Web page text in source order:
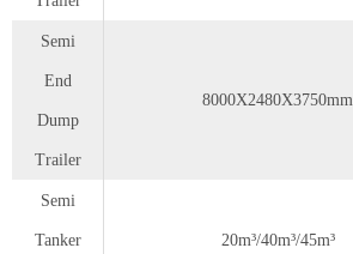
Semi
End
Dump
Trailer
8000X2480X3750mm
Semi
Tanker 20m³/40m³/45m³